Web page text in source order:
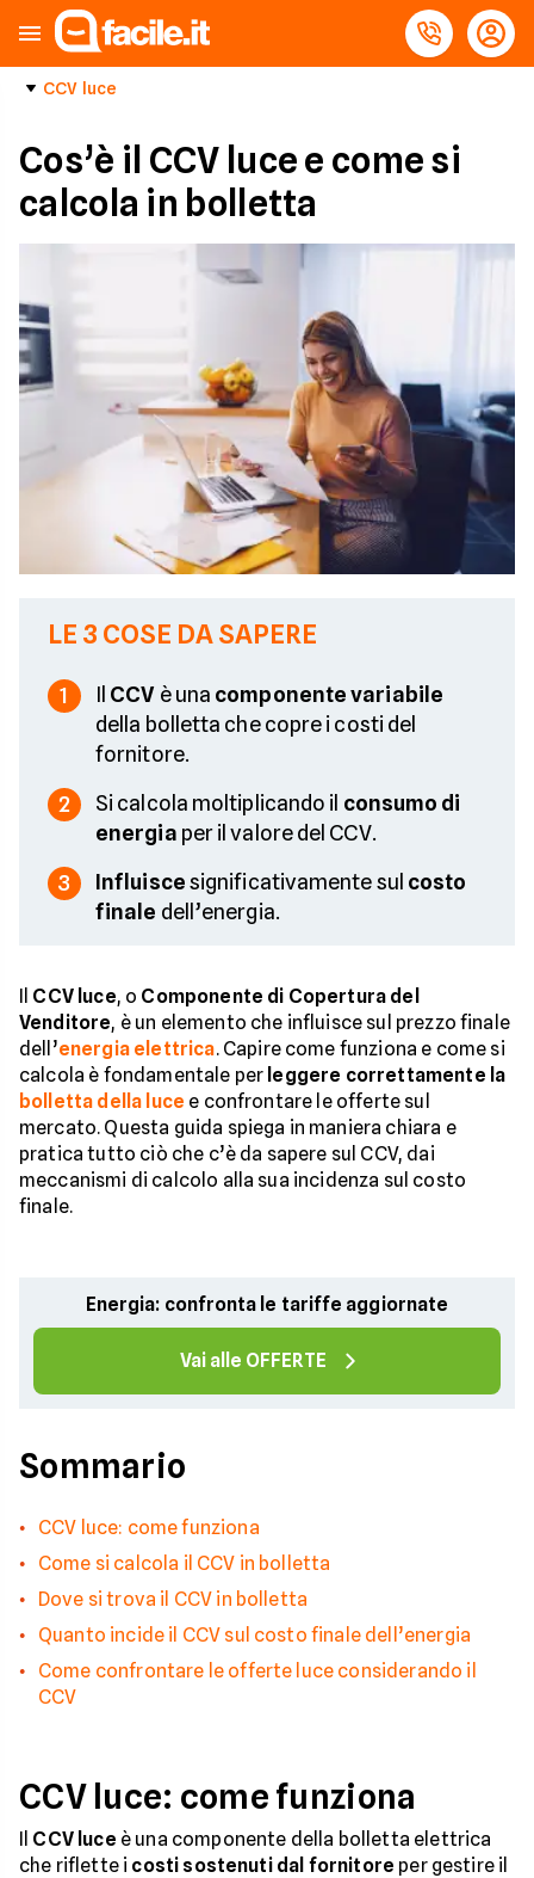
CCV luce
Cos’è il CCV luce e come si
calcola in bolletta
LE 3 COSE DA SAPERE
1 Il CCV è una componente variabile
della bolletta che copre i costi del
fornitore.
2 Si calcola moltiplicando il consumo di
energia per il valore del CCV.
3 Influiscesignificativamente sul costo
finale dell’energia.
Il CCV luce, o Componente di Copertura del
Venditore, è un elemento che influisce sul prezzo finale
dell’energia elettrica. Capire come funziona e come si
calcola è fondamentale per leggere correttamente la
bolletta della luce e confrontare le offerte sul
mercato. Questa guida spiega in maniera chiara e
pratica tutto ciò che c’è da sapere sul CCV, dai
meccanismi di calcolo alla sua incidenza sul costo
finale.
Energia: confronta le tariffe aggiornate
Vai alle OFFERTE
Sommario
CCV luce: come funziona
Come si calcola il CCV in bolletta
Dove si trova il CCV in bolletta
Quanto incide il CCV sul costo finale dell’energia
Come confrontare le offerte luce considerando il
CCV
CCV luce: come funziona
Il CCV luce è una componente della bolletta elettrica
che riflette i costi sostenuti dal fornitore per gestire il